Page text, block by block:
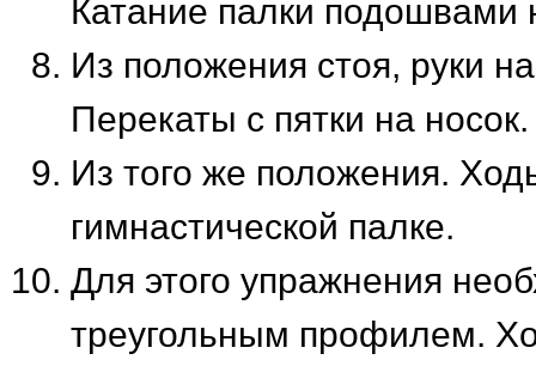
Катание палки подошвами
Из положения стоя, руки
Перекаты с пятки на носок.
Из того же положения.
гимнастической палке.
Для этого упражнения
треугольным профилем.